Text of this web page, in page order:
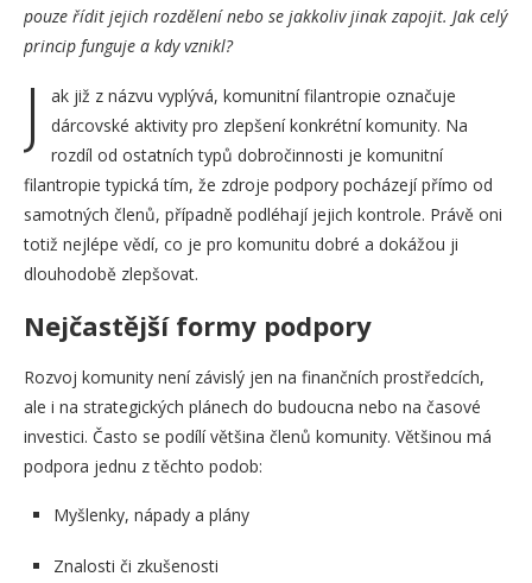
pouze řídit jejich rozdělení nebo se jakkoliv jinak zapojit. Jak celý
princip funguje a kdy vznikl?
J
ak již z názvu vyplývá, komunitní filantropie označuje
dárcovské aktivity pro zlepšení konkrétní komunity. Na
rozdíl od ostatních typů dobročinnosti je komunitní
filantropie typická tím, že zdroje podpory pocházejí přímo od
samotných členů, případně podléhají jejich kontrole. Právě oni
totiž nejlépe vědí, co je pro komunitu dobré a dokážou ji
dlouhodobě zlepšovat.
Nejčastější formy podpory
Rozvoj komunity není závislý jen na finančních prostředcích,
ale i na strategických plánech do budoucna nebo na časové
investici. Často se podílí většina členů komunity. Většinou má
podpora jednu z těchto podob:
Myšlenky, nápady a plány
Znalosti či zkušenosti